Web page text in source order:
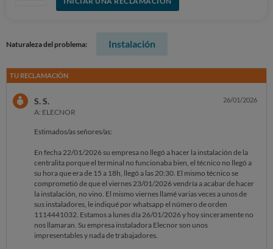
Naturaleza del problema: Instalación
TU RECLAMACIÓN
S. S.
A: ELECNOR
26/01/2026
Estimados/as señores/as:
En fecha 22/01/2026 su empresa no llegó a hacer la instalación de la
centralita porque el terminal no funcionaba bien, el técnico no llegó a
su hora que era de 15 a 18h, llegó a las 20:30. El mismo técnico se
comprometió de que el viernes 23/01/2026 vendría a acabar de hacer
la instalación, no vino. El mismo viernes llamé varias veces a unos de
sus instaladores, le indiqué por whatsapp el número de orden
1114441032. Estamos a lunes día 26/01/2026 y hoy sinceramente no
nos llamaran. Su empresa instaladora Elecnor son unos
impresentables y nada de trabajadores.